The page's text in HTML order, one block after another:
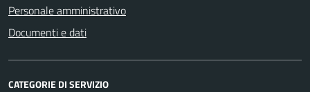
Personale amministrativo
Documenti e dati
CATEGORIE DI SERVIZIO